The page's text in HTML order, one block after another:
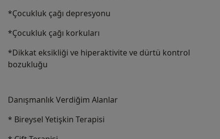
*Çocukluk çağı depresyonu
*Çocukluk çağı korkuları
*Dikkat eksikliği ve hiperaktivite ve dürtü kontrol
bozukluğu
Danışmanlık Verdiğim Alanlar
* Bireysel Yetişkin Terapisi